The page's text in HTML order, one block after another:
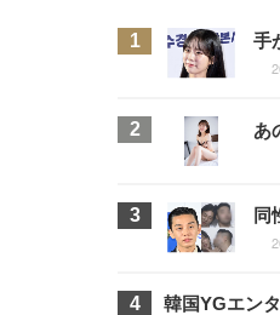
手
あ
同
韓国YGエン